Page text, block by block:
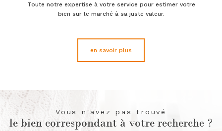
Toute notre expertise à votre service pour estimer votre
bien sur le marché à sa juste valeur.
en savoir plus
Vous n'avez pas trouvé
le bien correspondant à votre recherche ?